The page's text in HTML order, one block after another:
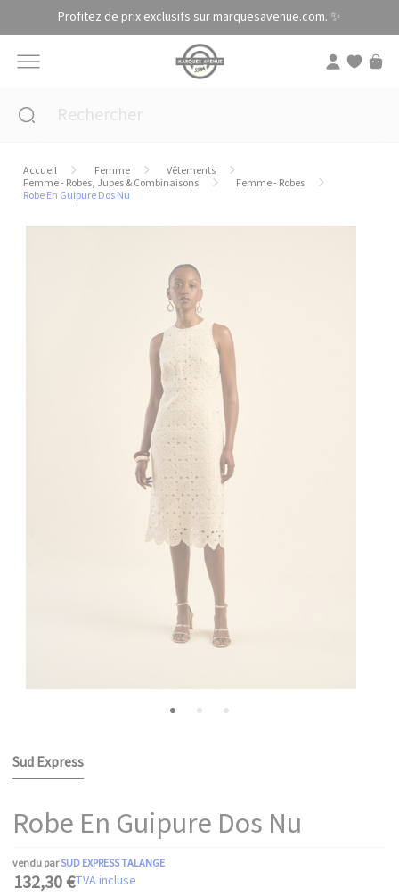
Profitez de prix exclusifs sur marquesavenue.com. ✨
Accueil Femme
Vêtements
Femme - Robes, Jupes & Combinaisons
Femme - Robes
Robe En Guipure Dos Nu
Sud Express
Robe En Guipure Dos Nu
vendu parSUD EXPRESS TALANGE
132,30 €TVA incluse
Panneau de gestion des cookies